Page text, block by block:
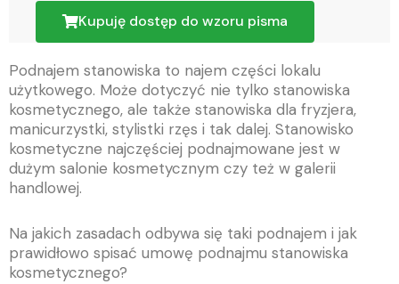
Kupuję dostęp do wzoru pisma
Podnajem stanowiska to najem części lokalu
użytkowego. Może dotyczyć nie tylko stanowiska
kosmetycznego, ale także stanowiska dla fryzjera,
manicurzystki, stylistki rzęs i tak dalej. Stanowisko
kosmetyczne najczęściej podnajmowane jest w
dużym salonie kosmetycznym czy też w galerii
handlowej.
Na jakich zasadach odbywa się taki podnajem i jak
prawidłowo spisać umowę podnajmu stanowiska
kosmetycznego?